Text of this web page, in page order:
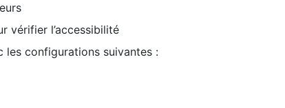
vérifier l’accessibilité
les configurations suivantes :